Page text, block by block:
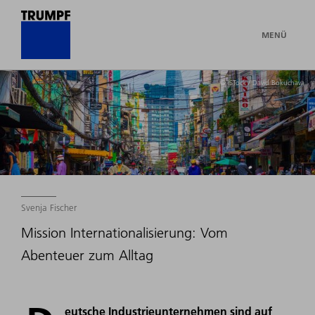
MENÜ
© iSTock / David Bokuchava
Svenja Fischer
Mission Internationalisierung: Vom
Abenteuer zum Alltag
eutsche Industrieunternehmen sind auf